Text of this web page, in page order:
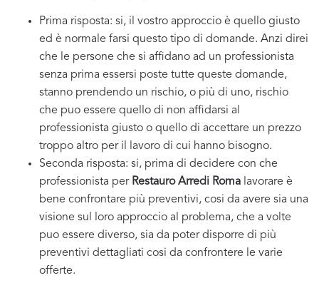
Prima risposta: si, il vostro approccio è quello giusto
ed è normale farsi questo tipo di domande. Anzi direi
che le persone che si affidano ad un professionista
senza prima essersi poste tutte queste domande,
stanno prendendo un rischio, o più di uno, rischio
che puo essere quello di non affidarsi al
professionista giusto o quello di accettare un prezzo
troppo altro per il lavoro di cui hanno bisogno.
Seconda risposta: si, prima di decidere con che
professionista per Restauro Arredi Roma lavorare è
bene confrontare più preventivi, cosi da avere sia una
visione sul loro approccio al problema, che a volte
puo essere diverso, sia da poter disporre di più
preventivi dettagliati cosi da confrontere le varie
offerte.